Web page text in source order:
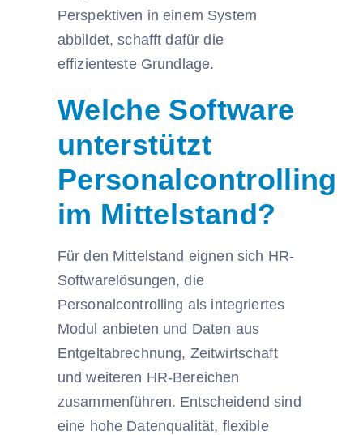
Perspektiven in einem System
abbildet, schafft dafür die
effizienteste Grundlage.
Welche Software
unterstützt
Personalcontrolling
im Mittelstand?
Für den Mittelstand eignen sich HR-
Softwarelösungen, die
Personalcontrolling als integriertes
Modul anbieten und Daten aus
Entgeltabrechnung, Zeitwirtschaft
und weiteren HR-Bereichen
zusammenführen. Entscheidend sind
eine hohe Datenqualität, flexible